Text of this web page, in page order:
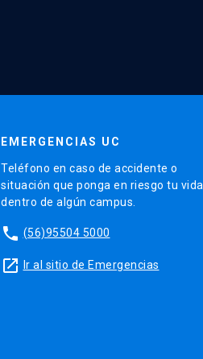
EMERGENCIAS UC
Teléfono en caso de accidente o
situación que ponga en riesgo tu vida
dentro de algún campus.
phone (56)95504 5000
launch Ir al sitio de Emergencias